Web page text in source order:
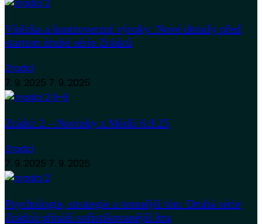
Vítězka a kontroverzní výroky: Nové detaily před
startem druhé série Zrádců
Zradci
7. 9. 2025 7. 9. 2025
Zrádci 2 – Novinky z Médií 6.9.25
Zradci
7. 9. 2025 7. 9. 2025
Psychologie, strategie a temnější tón: Druhá série
Zrádců přináší sofistikovanější hru